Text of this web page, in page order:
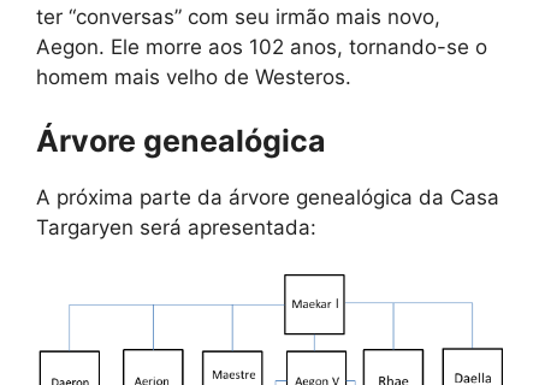
ter “conversas” com seu irmão mais novo,
Aegon. Ele morre aos 102 anos, tornando-se o
homem mais velho de Westeros.
Árvore genealógica
A próxima parte da árvore genealógica da Casa
Targaryen será apresentada: